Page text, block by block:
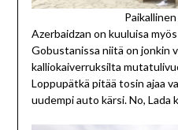
Azerbaidzan on kuuluisa
Gobustanissa niitä on jonkin
kalliokaiverruksilta
Loppupätkä pitää tosin ajaa
uudempi auto kärsi. No, Lada